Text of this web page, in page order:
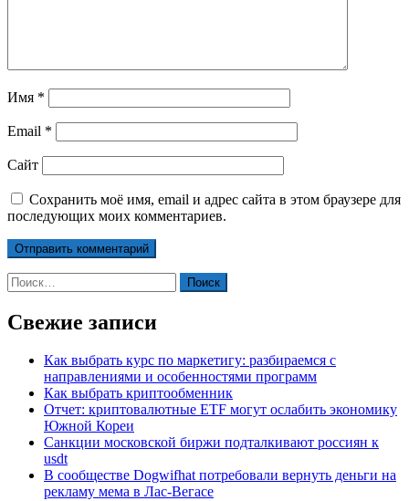
Имя *
Email *
Сайт
Сохранить моё имя, email и адрес сайта в этом браузере для
последующих моих комментариев.
Найти:
Свежие записи
Как выбрать курс по маркетигу: разбираемся с
направлениями и особенностями программ
Как выбрать криптообменник
Отчет: криптовалютные ETF могут ослабить экономику
Южной Кореи
Санкции московской биржи подталкивают россиян к
usdt
В сообществе Dogwifhat потребовали вернуть деньги на
рекламу мема в Лас-Вегасе